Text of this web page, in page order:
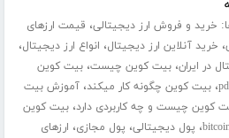
خرید و فروش ارز دیجیتالی، قیمت ارزهای
، خرید آنلاین ارز دیجیتال، انواع ارز دیجیتال،
در ایران،بیت کوین چیست،بیت کوین
،بیت کوین چگونه کار میکند،آموزش بیت
کوین چیست و چه کاربردی دارد،بیت کوین
، پول دیجیتالی، پول مجازی، ارزهای